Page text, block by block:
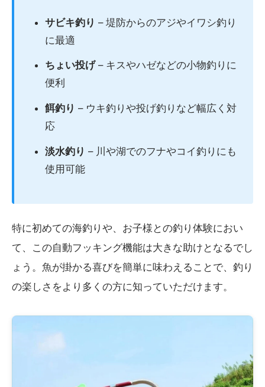
サビキ釣り – 堤防からのアジやイワシ釣り
に最適
ちょい投げ– キスやハゼなどの小物釣りに
便利
餌釣り – ウキ釣りや投げ釣りなど幅広く対
応
淡水釣り – 川や湖でのフナやコイ釣りにも
使用可能
特に初めての海釣りや、お子様との釣り体験におい
て、この自動フッキング機能は大きな助けとなるでし
ょう。魚が掛かる喜びを簡単に味わえることで、釣り
の楽しさをより多くの方に知っていただけます。